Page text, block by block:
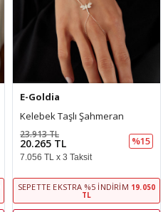
E-Goldia
Kelebek Taşlı Şahmeran
20.265 TL
23.913 TL
%15
7.056 TL x 3 Taksit
SEPETTE EKSTRA %5 İNDIRIM 19.050
TL